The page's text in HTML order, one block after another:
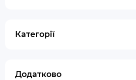
Категорії
Додатково